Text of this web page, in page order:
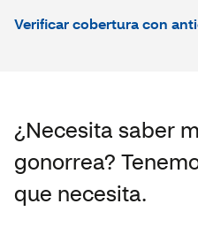
Verificar cobertura con
¿Necesita saber
gonorrea?
que necesita.